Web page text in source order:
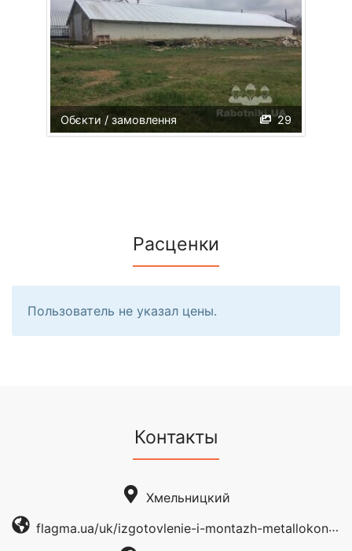
29
Обєкти / замовлення
Расценки
Пользователь не указал цены.
Контакты
Хмельницкий
flagma.ua/uk/izgotovlenie-i-montazh-metallokonstrukcii-o11517631.html